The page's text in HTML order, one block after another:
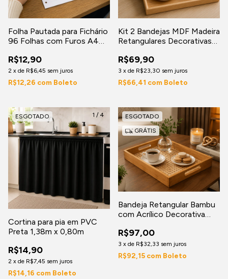
Folha Pautada para Fichário
96 Folhas com Furos A4
R$12,90
2 x de R$6,45 sem juros
R$12,26 com Boleto
Kit 2 Bandejas MDF Madeira
Retangulares Decorativas
Decorar
R$69,90
3 x de R$23,30 sem juros
R$66,41 com Boleto
1 / 4
ESGOTADO
Cortina para pia em PVC
Preta 1,38m x 0,80m
R$14,90
2 x de R$7,45 sem juros
R$14,16 com Boleto
ESGOTADO
GRÁTIS
Bandeja Retangular Bambu
com Acrílico Decorativa
Decorar
R$97,00
3 x de R$32,33 sem juros
R$92,15 com Boleto